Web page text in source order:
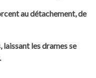
au détachement, de
les drames se